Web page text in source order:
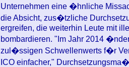
Unternehmen eine �hnliche
die Absicht, zus�tzliche
ergreifen, die weiterhin Leute mit
bombardieren. "Im Jahr 2014
zul�ssigen Schwellenwerts f�r
ICO einfacher,"